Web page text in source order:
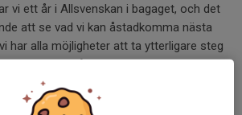
vi ett år i Allsvenskan i bagaget, och det
att se vad vi kan åstadkomma nästa
har alla möjligheter att ta ytterligare steg
vara med på den resan.
gäller, men vi ses i arenan till hösten!”